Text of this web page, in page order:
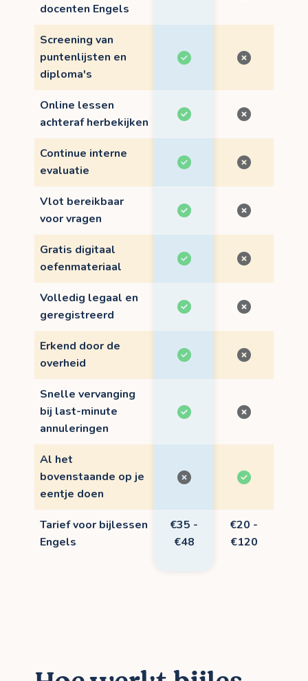
docenten Engels
Screening van
puntenlijsten en
diploma's
Online lessen
achteraf herbekijken
Continue interne
evaluatie
Vlot bereikbaar
voor vragen
Gratis digitaal
oefenmateriaal
Volledig legaal en
geregistreerd
Erkend door de
overheid
Snelle vervanging
bij last-minute
annuleringen
Al het
bovenstaande op je
eentje doen
Tarief voor bijlessen
Engels
€35 -
€48
€20 -
€120